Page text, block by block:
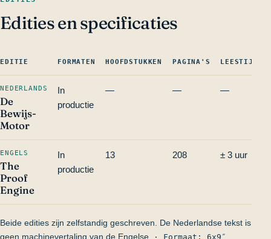
Edities en specificaties
EDITIE FORMATEN HOOFDSTUKKEN PAGINA'S LEESTIJD
NEDERLANDS
De
Bewijs-
Motor
In
productie
— — —
ENGELS
The
Proof
Engine
In
productie
13 208 ± 3 uur
Beide edities zijn zelfstandig geschreven. De Nederlandse tekst is
geen machinevertaling van de Engelse.
· Formaat: 6x9″